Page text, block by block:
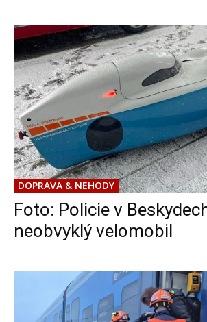
DOPRAVA & NEHODY
Foto: Policie v
neobvyklý velomobil